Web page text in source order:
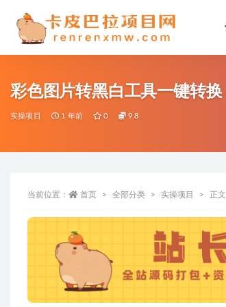
彩色图片转黑白工具一键转换
实操项目 1 年前 0 9.8
当前位置： 首页 全部分类 实操项目 正文